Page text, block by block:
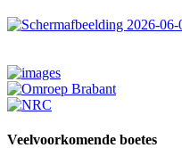
Veelvoorkomende boetes